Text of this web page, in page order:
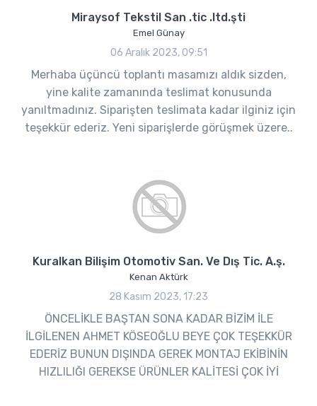
Miraysof Tekstil San .tic .ltd.şti
Emel Günay
06 Aralık 2023, 09:51
Merhaba üçüncü toplantı masamızı aldık sizden,
yine kalite zamanında teslimat konusunda
yanıltmadınız. Siparişten teslimata kadar ilginiz için
teşekkür ederiz. Yeni siparişlerde görüşmek üzere..
Kuralkan Bilişim Otomotiv San. Ve Dış Tic. A.ş.
Kenan Aktürk
28 Kasım 2023, 17:23
ÖNCELİKLE BAŞTAN SONA KADAR BİZİM İLE
İLGİLENEN AHMET KÖSEOĞLU BEYE ÇOK TEŞEKKÜR
EDERİZ BUNUN DIŞINDA GEREK MONTAJ EKİBİNİN
HIZLILIĞI GEREKSE ÜRÜNLER KALİTESİ ÇOK İYİ